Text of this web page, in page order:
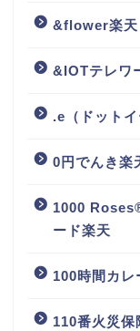
&flower楽天
&IOTテレワ
.e（ドット
0円でんき楽
1000
ード楽天
100時間カレ
110番火災保